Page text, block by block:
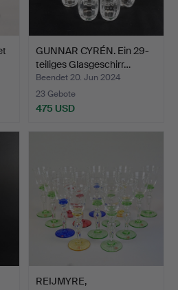
GUNNAR CYRÉN. Ein 29-
teiliges Glasgeschirr…
Beendet 20. Jun 2024
23 Gebote
475 USD
REIJMYRE,